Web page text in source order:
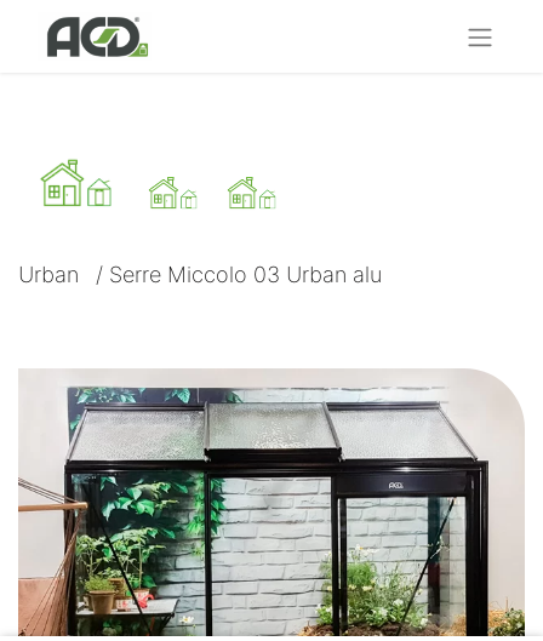
Urban / Serre Miccolo 03 Urban alu